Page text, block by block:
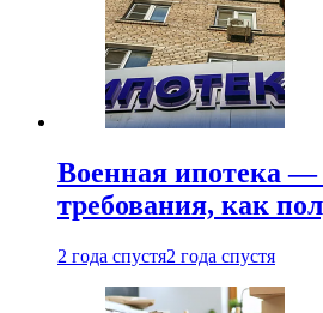
Военная ипотека —
требования, как
2 года спустя2 года спустя